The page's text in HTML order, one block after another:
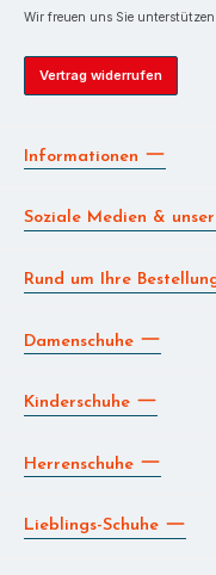
Wir freuen uns Sie
Vertrag widerrufen
Informationen
Soziale Medien & unser
Rund um Ihre
Damenschuhe
Kinderschuhe
Herrenschuhe
Lieblings-Schuhe